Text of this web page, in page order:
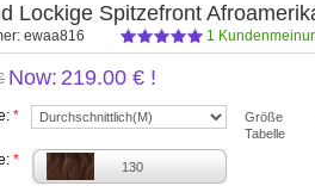
Lockige Spitzefront
ewaa816 1
Now: 219.00 € !
*
Größe
Tabelle
* 130